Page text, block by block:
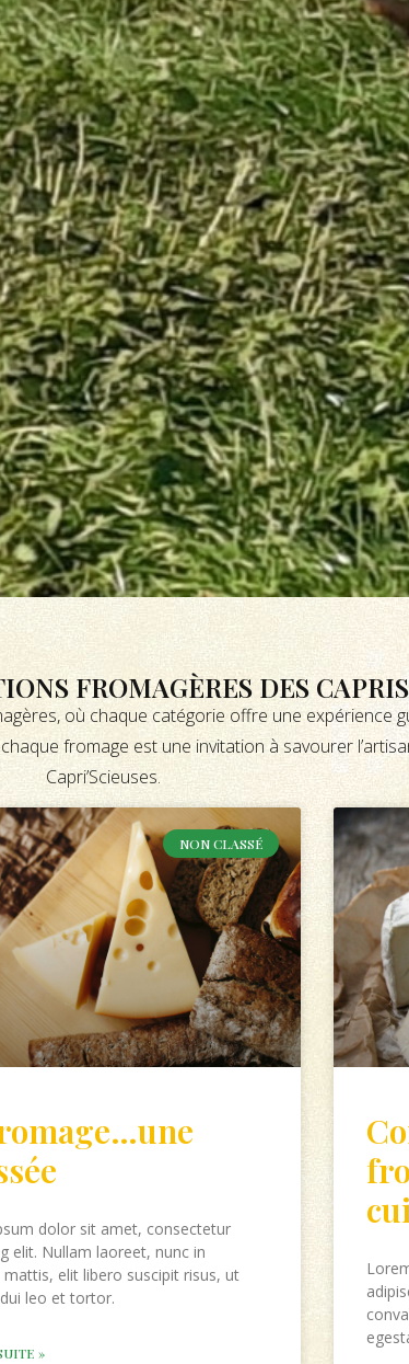
FROMAGÈRES DES
où chaque catégorie offre une expérience
fromage est une invitation à savourer
Capri’Scieuses.
NON CLASSÉ
dolor sit amet, consectetur
elit. Nullam laoreet, nunc in
mattis, elit libero suscipit risus, ut
leo et tortor.
»